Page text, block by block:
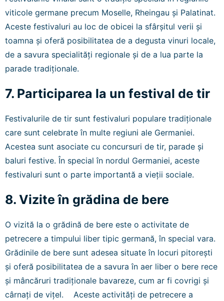
viticole germane precum Moselle, Rheingau și Palatinat.
Aceste festivaluri au loc de obicei la sfârșitul verii și
toamna și oferă posibilitatea de a degusta vinuri locale,
de a savura specialități regionale și de a lua parte la
parade tradiționale.
7. Participarea la un festival de tir
Festivalurile de tir sunt festivaluri populare tradiționale
care sunt celebrate în multe regiuni ale Germaniei.
Acestea sunt asociate cu concursuri de tir, parade și
baluri festive. În special în nordul Germaniei, aceste
festivaluri sunt o parte importantă a vieții sociale.
8. Vizite în grădina de bere
O vizită la o grădină de bere este o activitate de
petrecere a timpului liber tipic germană, în special vara.
Grădinile de bere sunt adesea situate în locuri pitorești
și oferă posibilitatea de a savura în aer liber o bere rece
și mâncăruri tradiționale bavareze, cum ar fi covrigi și
cârnați de vițel. Aceste activități de petrecere a